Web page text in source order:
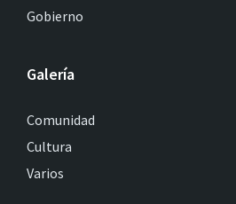
Gobierno
Galería
Comunidad
Cultura
Varios